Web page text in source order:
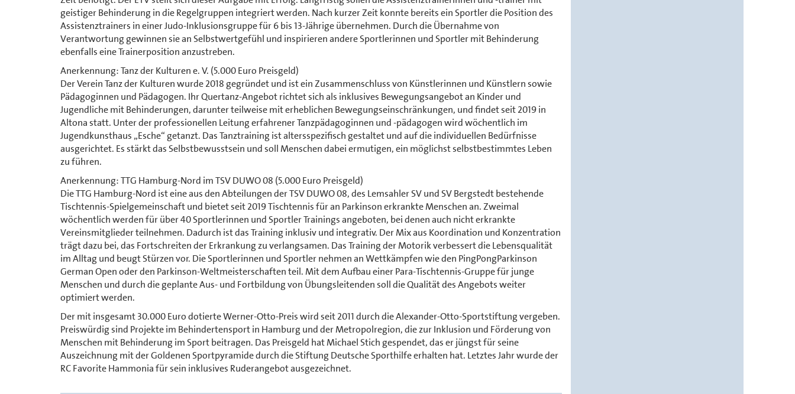
geistiger Behinderung in die Regelgruppen integriert werden. Nach kurzer Zeit konnte bereits ein Sportler die Position des
Assistenztrainers in einer Judo-Inklusionsgruppe für 6 bis 13-Jährige übernehmen. Durch die Übernahme von
Verantwortung gewinnen sie an Selbstwertgefühl und inspirieren andere Sportlerinnen und Sportler mit Behinderung
ebenfalls eine Trainerposition anzustreben.
Anerkennung: Tanz der Kulturen e. V. (5.000 Euro Preisgeld)
Der Verein Tanz der Kulturen wurde 2018 gegründet und ist ein Zusammenschluss von Künstlerinnen und Künstlern sowie
Pädagoginnen und Pädagogen. Ihr Quertanz-Angebot richtet sich als inklusives Bewegungsangebot an Kinder und
Jugendliche mit Behinderungen, darunter teilweise mit erheblichen Bewegungseinschränkungen, und findet seit 2019 in
Altona statt. Unter der professionellen Leitung erfahrener Tanzpädagoginnen und -pädagogen wird wöchentlich im
Jugendkunsthaus „Esche“ getanzt. Das Tanztraining ist altersspezifisch gestaltet und auf die individuellen Bedürfnisse
ausgerichtet. Es stärkt das Selbstbewusstsein und soll Menschen dabei ermutigen, ein möglichst selbstbestimmtes Leben
zu führen.
Anerkennung: TTG Hamburg-Nord im TSV DUWO 08 (5.000 Euro Preisgeld)
Die TTG Hamburg-Nord ist eine aus den Abteilungen der TSV DUWO 08, des Lemsahler SV und SV Bergstedt bestehende
Tischtennis-Spielgemeinschaft und bietet seit 2019 Tischtennis für an Parkinson erkrankte Menschen an. Zweimal
wöchentlich werden für über 40 Sportlerinnen und Sportler Trainings angeboten, bei denen auch nicht erkrankte
Vereinsmitglieder teilnehmen. Dadurch ist das Training inklusiv und integrativ. Der Mix aus Koordination und Konzentration
trägt dazu bei, das Fortschreiten der Erkrankung zu verlangsamen. Das Training der Motorik verbessert die Lebensqualität
im Alltag und beugt Stürzen vor. Die Sportlerinnen und Sportler nehmen an Wettkämpfen wie den PingPongParkinson
German Open oder den Parkinson-Weltmeisterschaften teil. Mit dem Aufbau einer Para-Tischtennis-Gruppe für junge
Menschen und durch die geplante Aus- und Fortbildung von Übungsleitenden soll die Qualität des Angebots weiter
optimiert werden.
Der mit insgesamt 30.000 Euro dotierte Werner-Otto-Preis wird seit 2011 durch die Alexander-Otto-Sportstiftung vergeben.
Preiswürdig sind Projekte im Behindertensport in Hamburg und der Metropolregion, die zur Inklusion und Förderung von
Menschen mit Behinderung im Sport beitragen. Das Preisgeld hat Michael Stich gespendet, das er jüngst für seine
Auszeichnung mit der Goldenen Sportpyramide durch die Stiftung Deutsche Sporthilfe erhalten hat. Letztes Jahr wurde der
RC Favorite Hammonia für sein inklusives Ruderangebot ausgezeichnet.